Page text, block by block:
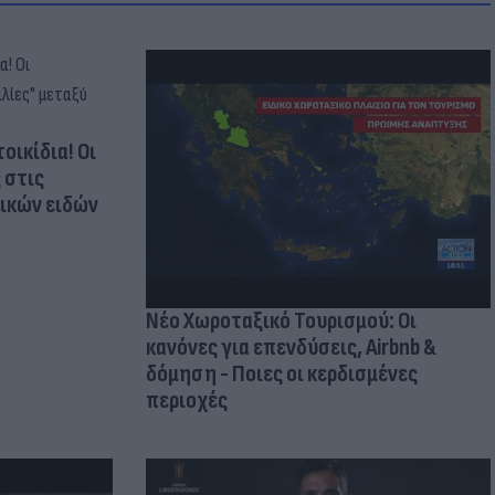
Οι
ειδών
Νέο Χωροταξικό Τουρισμού: Οι
κανόνες για επενδύσεις, Airbnb &
δόμηση - Ποιες οι κερδισμένες
περιοχές